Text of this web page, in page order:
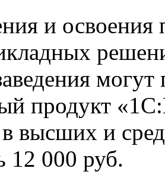
и
могут
продукт
высших и
12 000 руб.